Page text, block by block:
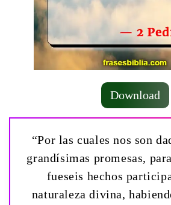
Download
“Por las cuales nos son
grandísimas promesas,
fueseis hechos
naturaleza divina,